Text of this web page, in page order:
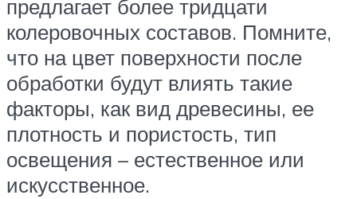
предлагает более тридцати
колеровочных составов. Помните,
что на цвет поверхности после
обработки будут влиять такие
факторы, как вид древесины, ее
плотность и пористость, тип
освещения – естественное или
искусственное.